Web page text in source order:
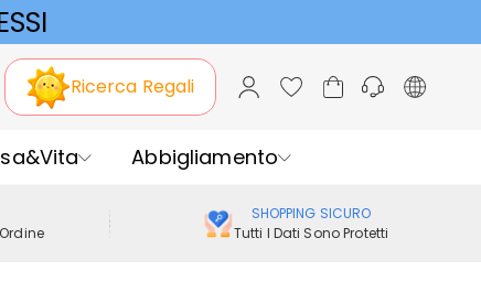
Ricerca Regali
Abbigliamento
SHOPPING SICURO
Tutti I Dati Sono Protetti